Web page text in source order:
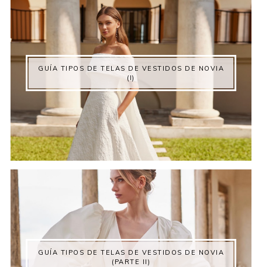
GUÍA TIPOS DE TELAS DE VESTIDOS DE NOVIA
(I)
GUÍA TIPOS DE TELAS DE VESTIDOS DE NOVIA
(PARTE II)